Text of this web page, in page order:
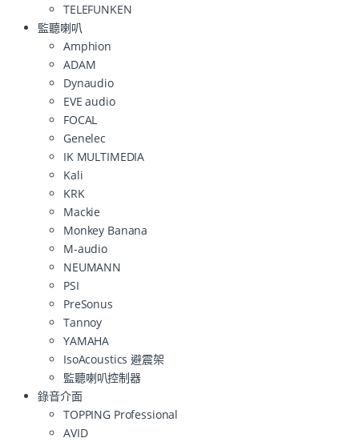
TELEFUNKEN
監聽喇叭
Amphion
ADAM
Dynaudio
EVE audio
FOCAL
Genelec
IK MULTIMEDIA
Kali
KRK
Mackie
Monkey Banana
M-audio
NEUMANN
PSI
PreSonus
Tannoy
YAMAHA
IsoAcoustics 避震架
監聽喇叭控制器
錄音介面
TOPPING Professional
AVID